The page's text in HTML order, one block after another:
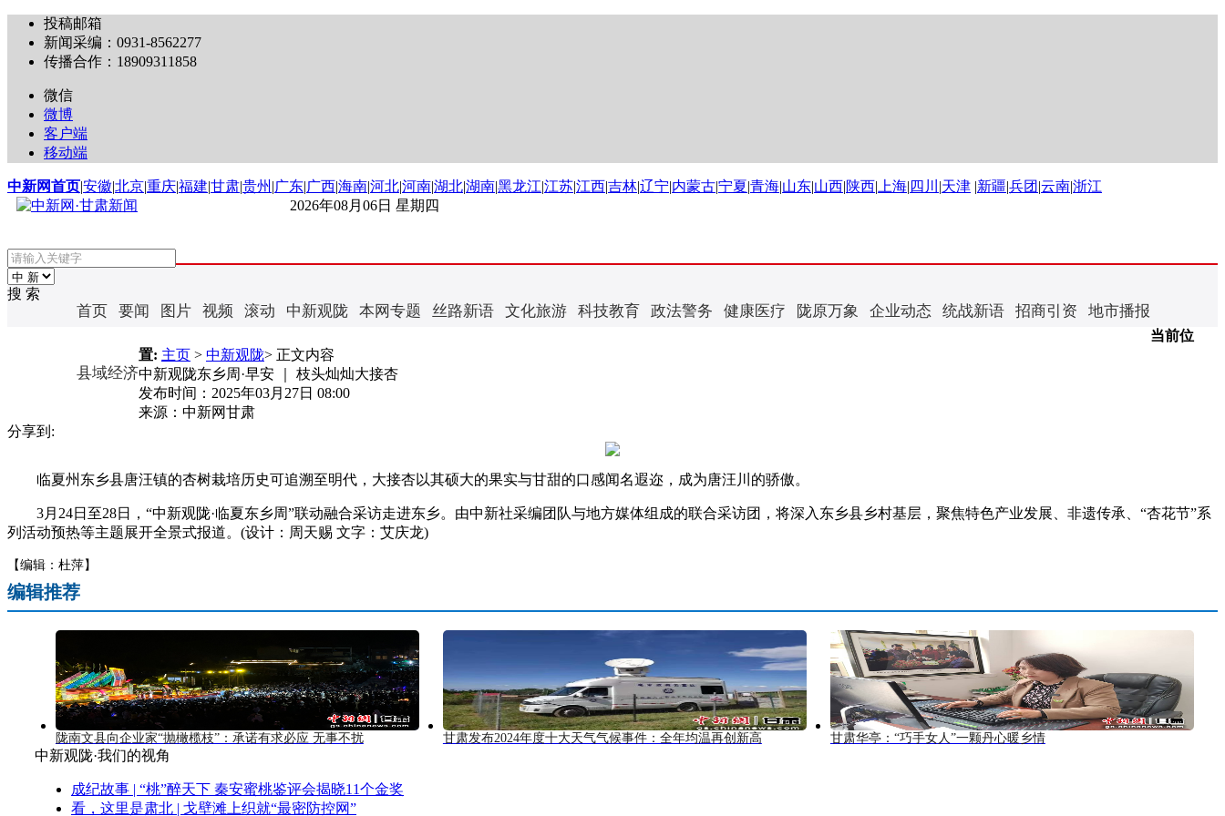
投稿邮箱
新闻采编：0931-8562277
传播合作：18909311858
微信
微博
客户端
移动端
中新网首页|安徽|北京|重庆|福建|甘肃|贵州 |广东|广西|海南|河北|河南|湖北|湖南|黑龙江|江苏|江西|吉林|辽宁|内蒙古|宁夏|青海|山东|山西|陕西| 上海| 四川 |天津 |新疆|兵团 |云南|浙江
2026年08月06日 星期四
搜 索
首页 要闻 图片 视频 滚动 中新观陇 本网专题 丝路新语 文化旅游 科技教育 政法警务 健康医疗 陇原万象 企业动态 统战新语 招商引资 地市播报
县域经济
当前位
置: 主页 > 中新观陇> 正文内容
中新观陇东乡周·早安 ｜ 枝头灿灿大接杏
发布时间： 2025年03月27日 08:00
来源： 中新网甘肃
分享到:
临夏州东乡县唐汪镇的杏树栽培历史可追溯至明代，大接杏以其硕大的果实与甘甜的口感闻名遐迩，成为唐汪川的骄傲。
3月24日至28日，“中新观陇·临夏东乡周”联动融合采访走进东乡。由中新社采编团队与地方媒体组成的联合采访团，将深入东乡县乡村基层，聚焦特色产业发展、非遗传承、“杏花节”系
列活动预热等主题展开全景式报道。(设计：周天赐 文字：艾庆龙)
【编辑：杜萍】
编辑推荐
陇南文县向企业家“抛橄榄枝”：承诺有求必应 无事不扰 甘肃发布2024年度十大天气气候事件：全年均温再创新高 甘肃华亭：“巧手女人”一颗丹心暖乡情
中新观陇·我们的视角
成纪故事 | “桃”醉天下 秦安蜜桃鉴评会揭晓11个金奖
看，这里是肃北 | 戈壁滩上织就“最密防控网”